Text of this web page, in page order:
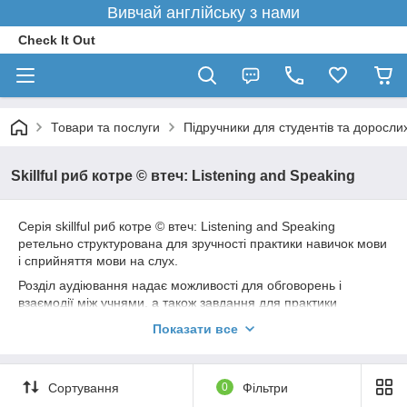
Вивчай англійську з нами
Check It Out
Товари та послуги Підручники для студентів та
Skillful риб котре © втеч: Listening and Speaking
Серія skillful риб котре © втеч: Listening and Speaking
ретельно структурована для зручності практики навичок мови
і сприйняття мови на слух.
Розділ аудіювання надає можливості для обговорень і
взаємодії між учнями, а також завдання для практики
вдосконалення вміння критично аналізувати ідеї текстів.
Матеріал для розвитку мови складається з трьох основних
аспектів: граматики, пунктуації та мови. В результаті ці сфери
об єднуються у фінальному, реалістичному і продуктивної
Показати все
Сортування 0 Фільтри